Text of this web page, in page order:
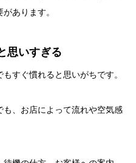
あります。
思いすぎる
すぐ慣れると思いがちです。
、お店によって流れや空気感